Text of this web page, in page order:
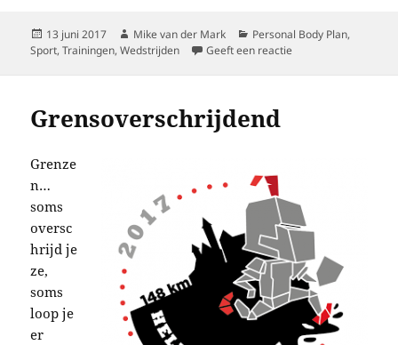
Geplaatst
op
13 juni 2017 Auteur
Mike van der Mark Categorieën
Personal Body Plan,
Sport,Trainingen,Wedstrijden Geeft een reactieop Karin op weg
Grensoverschrijdend
Grenze
n…
soms
oversc
hrijd je
ze,
soms
loop je
er